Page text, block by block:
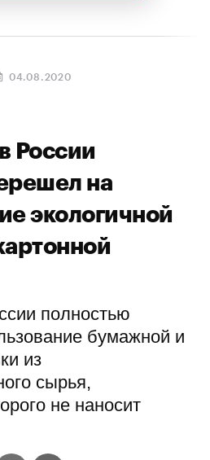
04.08.2020
России
на
экологичной
полностью
бумажной и
из
сырья,
не наносит